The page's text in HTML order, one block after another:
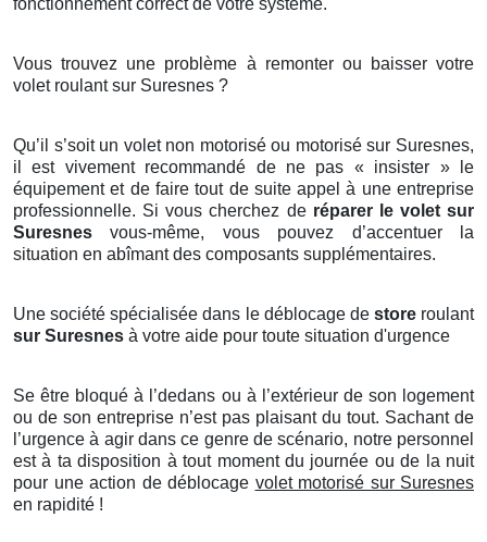
fonctionnement correct de votre système.
Vous trouvez une problème à remonter ou baisser votre
volet roulant sur Suresnes ?
Qu’il s’soit un volet non motorisé ou motorisé sur Suresnes,
il est vivement recommandé de ne pas « insister » le
équipement et de faire tout de suite appel à une entreprise
professionnelle. Si vous cherchez de réparer le volet sur
Suresnes vous-même, vous pouvez d’accentuer la
situation en abîmant des composants supplémentaires.
Une société spécialisée dans le déblocage de storeroulant
sur Suresnes à votre aide pour toute situation d'urgence
Se être bloqué à l’dedans ou à l’extérieur de son logement
ou de son entreprise n’est pas plaisant du tout. Sachant de
l’urgence à agir dans ce genre de scénario, notre personnel
est à ta disposition à tout moment du journée ou de la nuit
pour une action de déblocage volet motorisé sur Suresnes
en rapidité !